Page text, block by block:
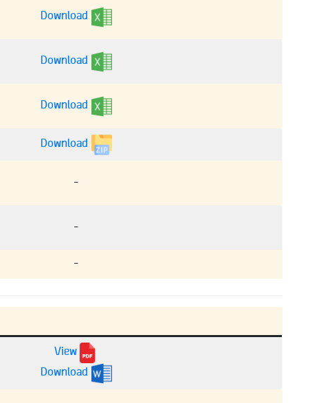
Download
Download
Download
Download
–
–
–
View
Download